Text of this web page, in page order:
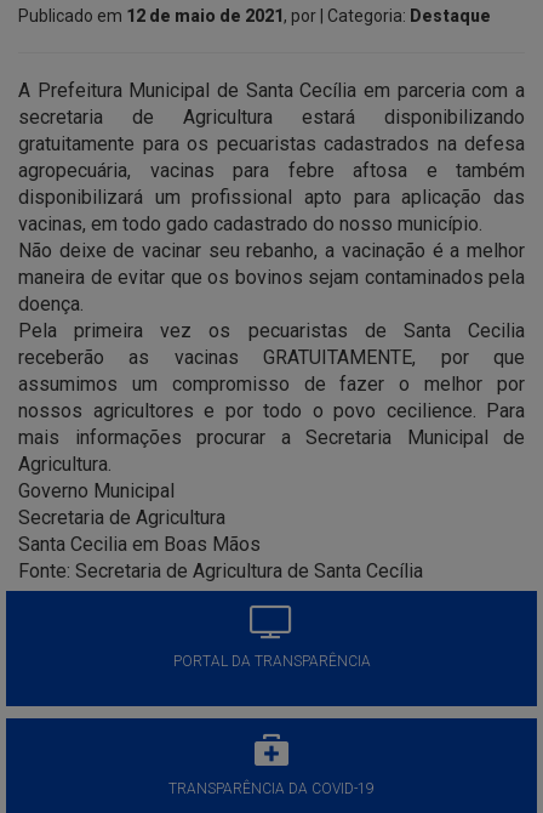
Publicado em 12 de maio de 2021, por | Categoria: Destaque
A Prefeitura Municipal de Santa Cecília em parceria com a
secretaria de Agricultura estará disponibilizando
gratuitamente para os pecuaristas cadastrados na defesa
agropecuária, vacinas para febre aftosa e também
disponibilizará um profissional apto para aplicação das
vacinas, em todo gado cadastrado do nosso município.
Não deixe de vacinar seu rebanho, a vacinação é a melhor
maneira de evitar que os bovinos sejam contaminados pela
doença.
Pela primeira vez os pecuaristas de Santa Cecilia
receberão as vacinas GRATUITAMENTE, por que
assumimos um compromisso de fazer o melhor por
nossos agricultores e por todo o povo cecilience. Para
mais informações procurar a Secretaria Municipal de
Agricultura.
Governo Municipal
Secretaria de Agricultura
Santa Cecilia em Boas Mãos
Fonte: Secretaria de Agricultura de Santa Cecília
PORTAL DA TRANSPARÊNCIA
TRANSPARÊNCIA DA COVID-19